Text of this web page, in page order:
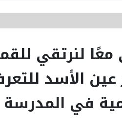
معًا لنرتقي
عين الأسد
في المدرسة